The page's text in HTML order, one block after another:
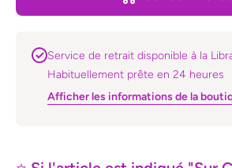
Service de retrait disponible à la
Habituellement prête en 24 heures
Afficher les informations de la